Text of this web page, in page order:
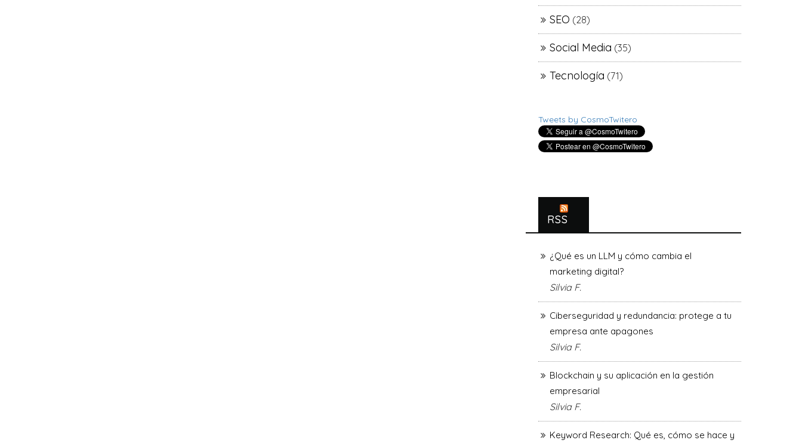
SEO (28)
Social Media (35)
Tecnología (71)
Tweets by CosmoTwitero
RSS
¿Qué es un LLM y cómo cambia el
marketing digital?
Silvia F.
Ciberseguridad y redundancia: protege a tu
empresa ante apagones
Silvia F.
Blockchain y su aplicación en la gestión
empresarial
Silvia F.
Keyword Research: Qué es, cómo se hace y